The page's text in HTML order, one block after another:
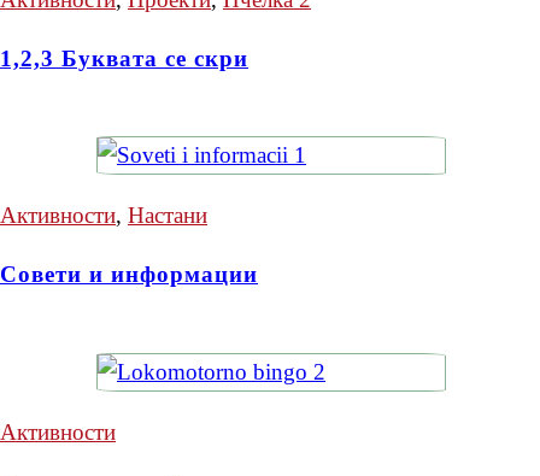
1,2,3 Буквата се скри
Активности, Настани
Совети и информации
Активности